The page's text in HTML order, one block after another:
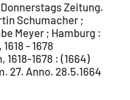
Zeitung.
Schumacher ;
Meyer ; Hamburg :
- 1678
1678 : (1664)
27. Anno. 28.5.1664